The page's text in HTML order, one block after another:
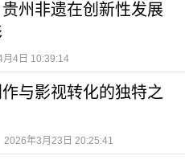
州非遗在创新性发展
月4日 10:39:14
与影视转化的独特之
2026年3月23日 20:25:41